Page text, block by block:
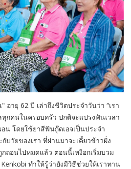
อายุ 62 ปี เล่าถึงชีวิตประจำวันว่า “เรา
กคนในครอบครัว ปกติจะแปรงฟันเวลา
น โดยใช้ยาสีฟันกู๊ดเอจเป็นประจำ
บวัยของเรา ที่ผ่านมาจะเคี้ยวข้าวฝั่ง
ถอนไปหมดแล้ว ตอนนี้เหงือกเริ่มบวม
Kenkobi ทำให้รู้ว่ายังมีวิธีช่วยให้เราทาน